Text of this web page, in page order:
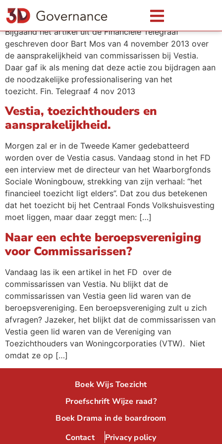
Aansprakelijkheid Commissarissen
Bijgaand het artikel uit de Financiële Telegraaf
geschreven door Bart Mos van 4 november 2013 over
de aansprakelijkheid van commissarissen bij Vestia.
Daar gaf ik als mening dat deze actie zou bijdragen aan
de noodzakelijke professionalisering van het
toezicht. Fin. Telegraaf 4 nov 2013
Vestia, toezichthouders en
aansprakelijkheid.
Morgen zal er in de Tweede Kamer gedebatteerd
worden over de Vestia casus. Vandaag stond in het FD
een interview met de directeur van het Waarborgfonds
Sociale Woningbouw, strekking van zijn verhaal: “het
financieel toezicht ligt elders”. Dat zou dus betekenen
dat het toezicht bij het Centraal Fonds Volkshuisvesting
moet liggen, maar daar zeggt men: […]
Naar een echte beroepsvereniging
voor Commissarissen?
Vandaag las ik een artikel in het FD over de
commissarissen van Vestia. Nu blijkt dat de
commissarissen van Vestia geen lid waren van de
beroepsvereniging. Een beroepsvereniging zult u zich
afvragen? Jazeker, het blijkt dat de commissarissen van
Vestia geen lid waren van de Vereniging van
Toezichthouders van Woningcorporaties (VTW). Niet
omdat ze op […]
Boek Wijs Toezicht
Proefschrift Wijze raad?
Boek Drama in de boardroom
Contact
Privacy policy